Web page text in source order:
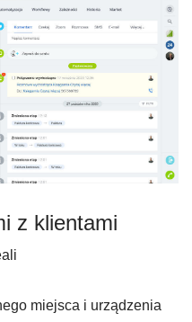
z klientami
miejsca i urządzenia